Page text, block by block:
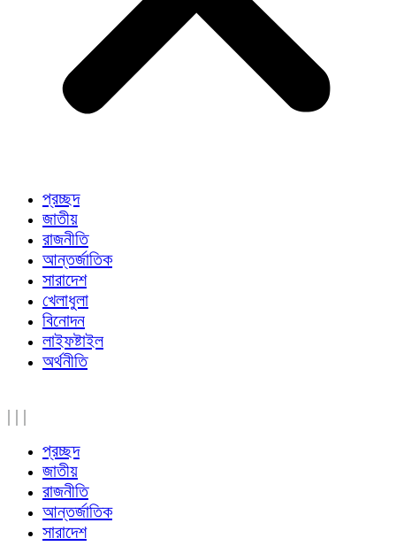
প্রচ্ছদ
জাতীয়
রাজনীতি
আন্তর্জাতিক
সারাদেশ
খেলাধুলা
বিনোদন
লাইফষ্টাইল
অর্থনীতি
| | |
প্রচ্ছদ
জাতীয়
রাজনীতি
আন্তর্জাতিক
সারাদেশ